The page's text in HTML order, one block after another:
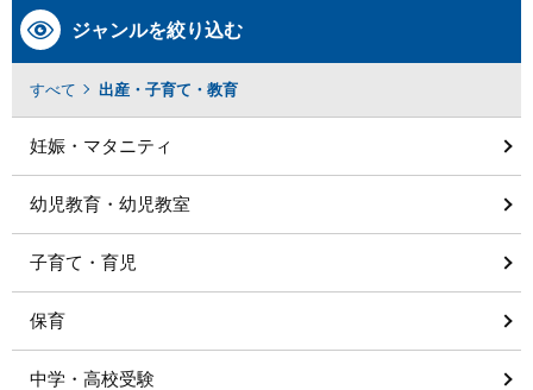
ジャンルを絞り込む
すべて 出産・子育て・教育
妊娠・マタニティ
幼児教育・幼児教室
子育て・育児
保育
中学・高校受験